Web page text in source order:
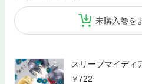
未購入巻を
スリープマイディ
722